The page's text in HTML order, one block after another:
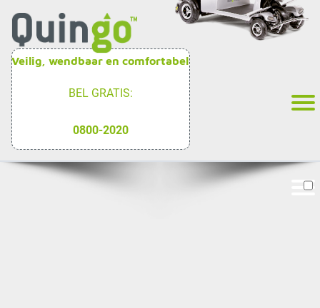
Veilig, wendbaar en comfortabel
BEL GRATIS:
0800-2020